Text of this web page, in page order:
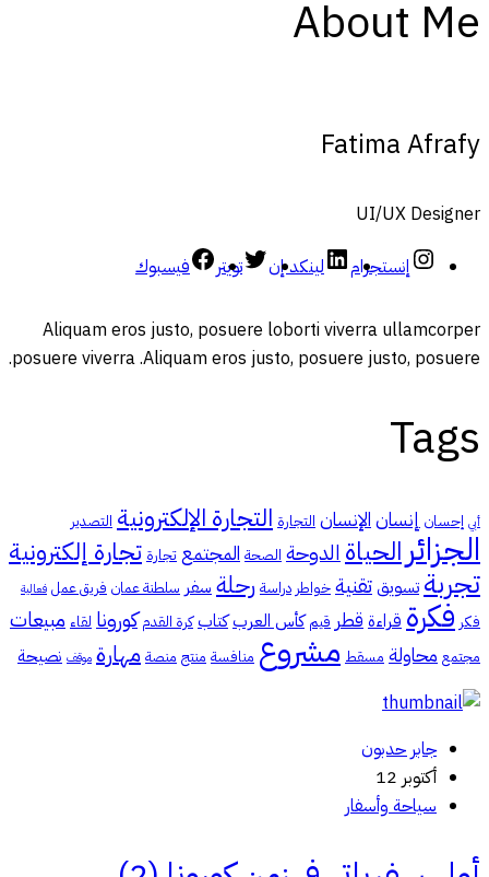
About Me
Fatima Afrafy
UI/UX Designer
إنستجرام
لينكد إن تويتر فيسبوك
Aliquam eros justo, posuere loborti viverra ullamcorper
posuere viverra .Aliquam eros justo, posuere justo, posuere.
Tags
أبي إحسان إنسانالإنسان التجارة التجارة الإلكترونية التصدير
الجزائر الحياةالدوحة الصحة المجتمع تجارة تجارة إلكترونية
تجربة تسويقتقنية خواطر دراسة رحلة سفر سلطنة عمان فريق عمل فعالية
فكر فكرة قراءة قطر قيم كأس العرب كتاب كرة القدم كورونا لقاء مبيعات
مجتمع محاولة مسقط مشروع منافسة منتج منصة مهارة موقف نصيحة
جابر حدبون
أكتوبر 12
سياحة وأسفار